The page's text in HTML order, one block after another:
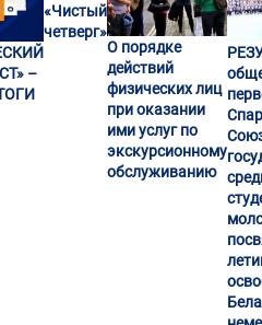
–
«Чистый
четверг»
О порядке
действий
физических лиц
при оказании
ими услуг по
экскурсионному
обслуживанию